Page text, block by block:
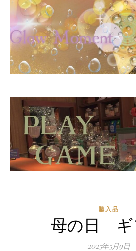
購入品
母の日 ギ
2025年5月9日